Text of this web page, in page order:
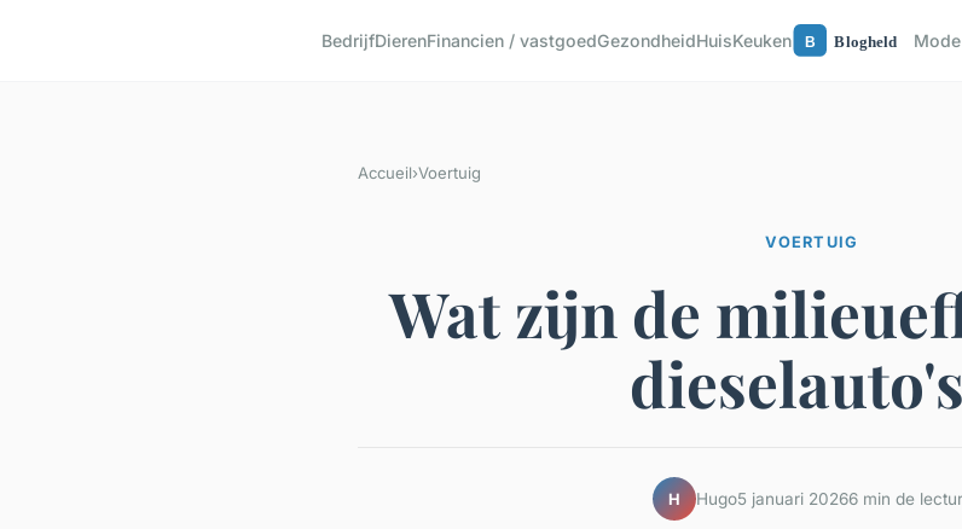
BedrijfDierenFinancien / vastgoedGezondheidHuisKeuken
Accueil›Voertuig
VOERTUIG
Wat zijn de
H Hugo5 januari 20266 min de